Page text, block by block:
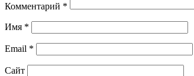
Комментарий *
Имя *
Email *
Сайт